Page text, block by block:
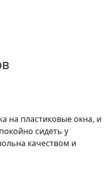
на пластиковые окна, и
сидеть у
качеством и